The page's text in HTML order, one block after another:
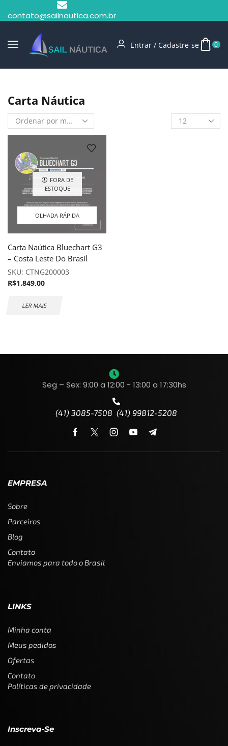
contato@sailnautica.com.br
Entrar / Cadastre-se 0
Carta Náutica
FORA DE
ESTOQUE
OLHADA RÁPIDA
Carta Naútica Bluechart G3
– Costa Leste Do Brasil
SKU: CTNG200003
R$1.849,00
LER MAIS
Seg – Sex: 9:00 a 12:00 - 13:00 a 17:30hs
(41) 3085-7508 (41) 99812-5208
EMPRESA
Sobre
Parceiros
Blog
Contato
Enviamos para todo o Brasil
LINKS
Minha conta
Meus pedidos
Ofertas
Contato
Políticas de privacidade
Inscreva-Se